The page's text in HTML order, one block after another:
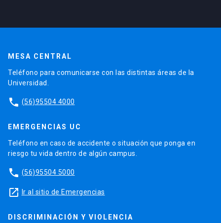
MESA CENTRAL
Teléfono para comunicarse con las distintas áreas de la
Universidad.
phone (56)95504 4000
EMERGENCIAS UC
Teléfono en caso de accidente o situación que ponga en
riesgo tu vida dentro de algún campus.
phone (56)95504 5000
launch Ir al sitio de Emergencias
DISCRIMINACIÓN Y VIOLENCIA